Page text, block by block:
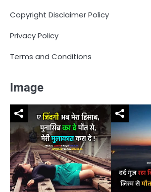
Copyright Disclaimer Policy
Privacy Policy
Terms and Conditions
Image